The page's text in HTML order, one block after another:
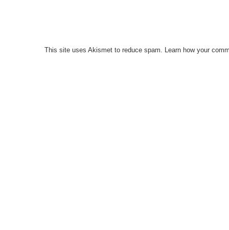
This site uses Akismet to reduce spam. Learn how your